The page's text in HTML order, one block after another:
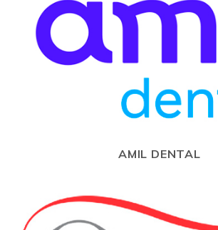
AMIL DENTAL